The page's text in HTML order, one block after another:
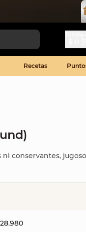
Recetas
conservantes,